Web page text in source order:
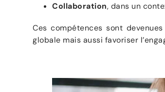
Collaboration, dans un
Ces compétences sont
globale mais aussi favoriser